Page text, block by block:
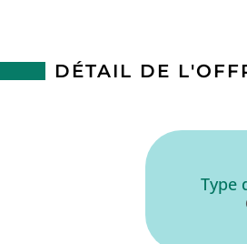
DÉTAIL DE
Type